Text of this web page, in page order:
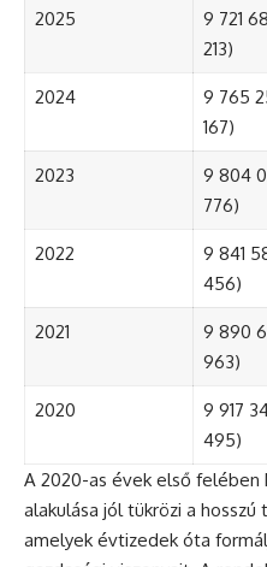
2025
9 721
213)
2024
9 765
167)
2023
9 804
776)
2022
9 841
456)
2021
9 890
963)
2020
9 917
495)
A 2020-as évek első felében
alakulása jól tükrözi a
amelyek évtizedek óta